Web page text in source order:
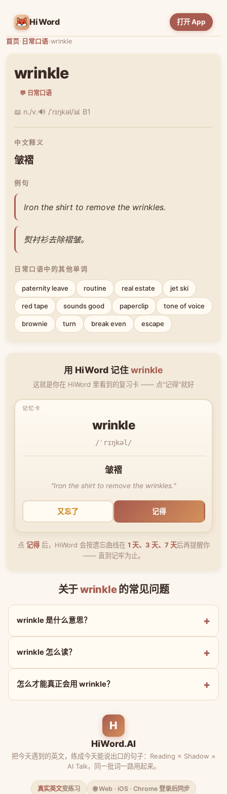
HiWord 打开 App
首页› 日常口语›wrinkle
wrinkle
💬 日常口语
📖 n./v.🔊 /ˈrɪŋkəl/📊 B1
中文释义
皱褶
例句
Iron the shirt to remove the wrinkles.
熨衬衫去除褶皱。
日常口语中的其他单词
paternity leave routine real estate jet ski
red tape sounds good paperclip tone of voice
brownie turn break even escape
用 HiWord 记住wrinkle
这就是你在 HiWord 里看到的复习卡 —— 点"记得"就好
wrinkle
/ˈrɪŋkəl/
皱褶
"Iron the shirt to remove the wrinkles."
又忘了 记得
点 记得后，HiWord 会按遗忘曲线在 1 天、3 天、7 天后再提醒你
—— 直到记牢为止。
关于wrinkle的常见问题
wrinkle 是什么意思？
wrinkle 怎么读？
怎么才能真正会用 wrinkle？
H
HiWord.AI
把今天遇到的英文，练成今天能说出口的句子：Reading × Shadow ×
AI Talk，同一批词一路用起来。
真实英文变练习 🌐 Web · iOS · Chrome 登录后同步